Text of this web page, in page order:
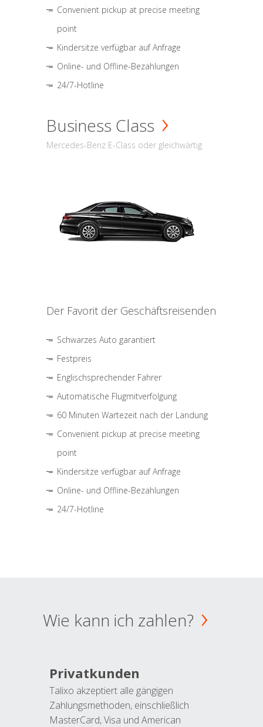
Convenient pickup at precise meeting
point
Kindersitze verfügbar auf Anfrage
Online- und Offline-Bezahlungen
24/7-Hotline
Business Class
Mercedes-Benz E-Class oder gleichwärtig
Der Favorit der Geschäftsreisenden
Schwarzes Auto garantiert
Festpreis
Englischsprechender Fahrer
Automatische Flugmitverfolgung
60 Minuten Wartezeit nach der Landung
Convenient pickup at precise meeting
point
Kindersitze verfügbar auf Anfrage
Online- und Offline-Bezahlungen
24/7-Hotline
Wie kann ich zahlen?
Privatkunden
Talixo akzeptiert alle gängigen
Zahlungsmethoden, einschließlich
MasterCard, Visa und American